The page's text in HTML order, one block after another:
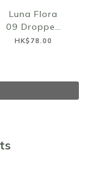
Luna Flora
09 Dropped
Shoulder Top
HK$78.00